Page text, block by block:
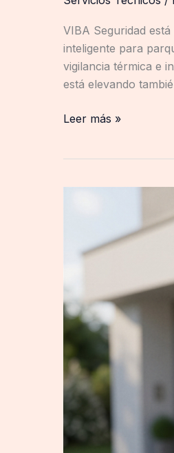
VIBA Seguridad
inteligente para
vigilancia térmica e
está elevando
Leer más »
exterior
del
hogar
Outdoor
Pircam